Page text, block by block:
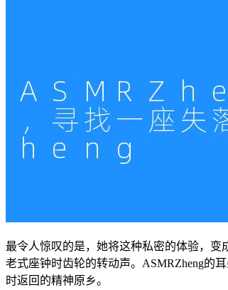
最令人惊叹的是，她将这种私密的体验，
老式座钟时齿轮的转动声。ASMRZheng的
时返回的精神原乡。